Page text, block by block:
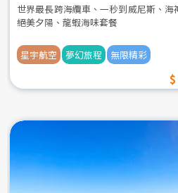
世界最長跨海纜車、一秒到威尼斯、海
絕美夕陽、龍蝦海味套餐
星宇航空 夢幻旅程 無限精彩